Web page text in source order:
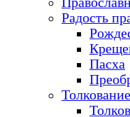
Радость
Пасха